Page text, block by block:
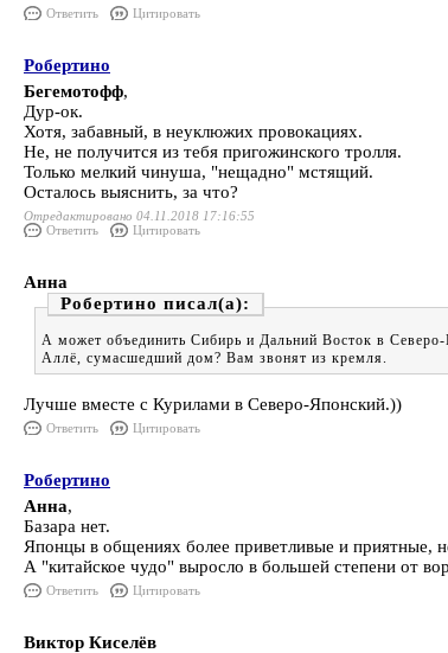
Ответить Цитировать
Робертино
Бегемотофф,
Дур-ок.
Хотя, забавный, в неуклюжих провокациях.
Не, не получится из тебя пригожинского тролля.
Только мелкий чинуша, "нещадно" мстящий.
Осталось выяснить, за что?
Отредактировано 04.11.2018 17:16:55
Ответить
Цитировать
Анна
Робертино
А может объединить Сибирь и Дальний Восток в
Аллё, сумасшедший дом? Вам звонят из кремля.
Лучше вместе с Курилами в Северо-Японский.))
Ответить Цитировать
Робертино
Анна,
Базара нет.
Японцы в общениях более приветливые и приятные,
А "китайское чудо" выросло в большей степени от
Ответить Цитировать
Виктор Киселёв